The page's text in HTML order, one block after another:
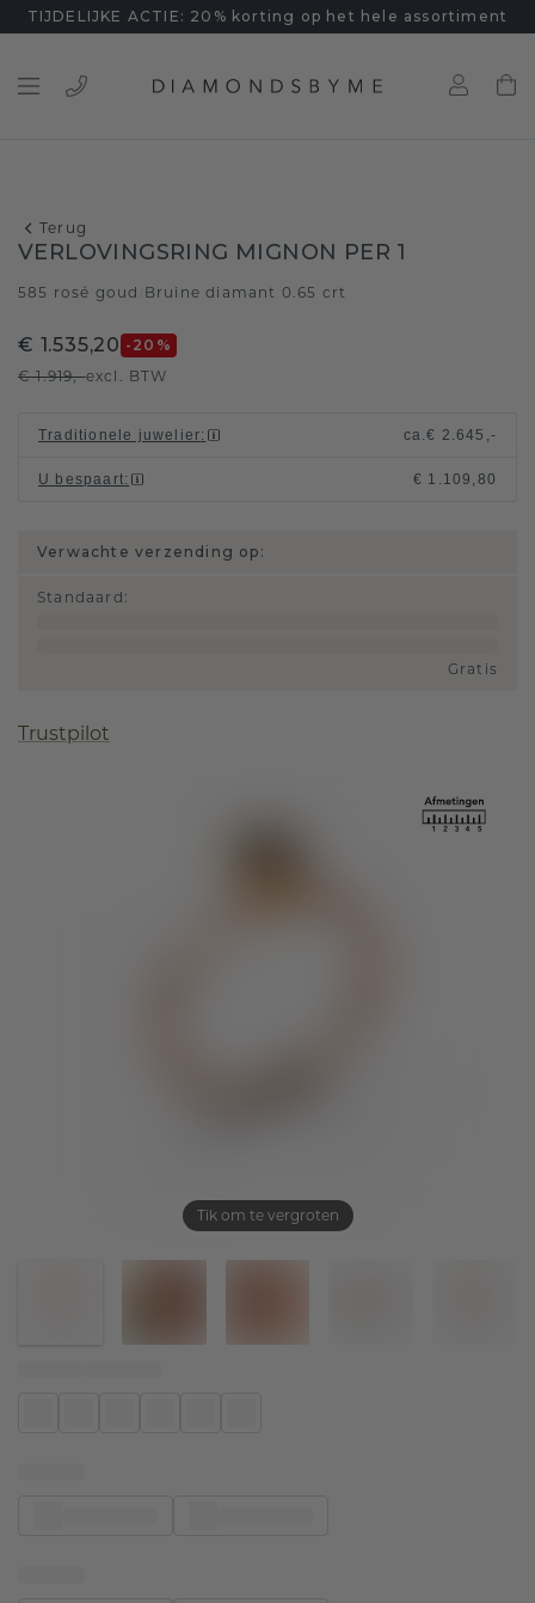
TIJDELIJKE ACTIE: 20% korting op het hele assortiment
Terug
Tik om te vergroten
VERLOVINGSRING MIGNON PER 1
585 rosé goud Bruine diamant 0.65 crt
€ 1.535,20 -20 %
€ 1.919,-excl. BTW
Traditionele juwelier: ca.€ 2.645,-
U bespaart: € 1.109,80
Verwachte verzending op:
Standaard :
Gratis
Trustpilot